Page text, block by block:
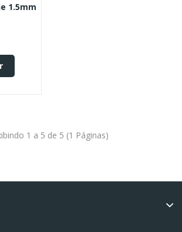
1.5mm
1 a 5 de 5 (1 Páginas)